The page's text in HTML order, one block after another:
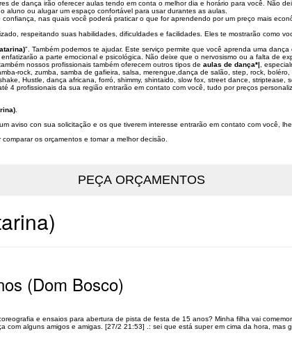
de dança irão oferecer aulas tendo em conta o melhor dia e horário para você. Não
ou alugar um espaço confortável para usar durantes as aulas.
nas quais você poderá praticar o que for aprendendo por um preço mais
respeitando suas habilidades, dificuldades e facilidades. Eles te mostrarão como
". Também podemos te ajudar. Este serviço permite que você aprenda uma
a parte emocional e psicológica. Não deixe que o nervosismo ou a falta de
nossos profissionais também oferecem outros tipos de aulas de dança*| ,
rock, zumba, samba de gafieira, salsa, merengue,dança de salão, step, rock,
Hustle, dança africana, forró, shimmy, shintaido, slow fox, street dance, striptease,
4 profissionais da sua região entrarão em contato com você, tudo por preços
aviso con sua solicitação e os que tiverem interesse entrarão em contato com você,
os orçamentos e tomar a melhor decisão.
(Dom Bosco)
e ensaios para abertura de pista de festa de 15 anos? Minha filha vai
alguns amigos e amigas. [27/2 21:53] .: sei que está super em cima da hora, mas